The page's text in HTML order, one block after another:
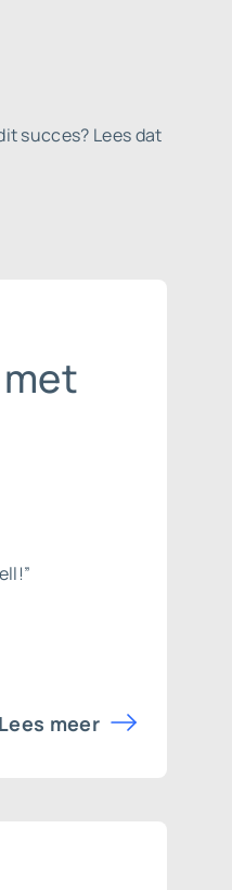
succes? Lees dat
Lees meer